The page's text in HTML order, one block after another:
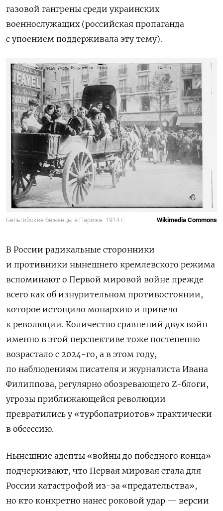
газовой гангрены среди украинских
военнослужащих (российская пропаганда
с упоением поддерживала эту тему).
Бельгийские беженцы в Париже. 1914 г. Wikimedia Commons
В России радикальные сторонники
и противники нынешнего кремлевского режима
вспоминают о Первой мировой войне прежде
всего как об изнурительном противостоянии,
которое истощило монархию и привело
к революции. Количество сравнений двух войн
именно в этой перспективе тоже постепенно
возрастало с 2024-го, а в этом году,
по наблюдениям писателя и журналиста Ивана
Филиппова, регулярно обозревающего Z-блоги,
угрозы приближающейся революции
превратились у «турбопатриотов» практически
в обсессию.
Нынешние адепты «войны до победного конца»
подчеркивают, что Первая мировая стала для
России катастрофой из-за «предательства»,
но кто конкретно нанес роковой удар — версии